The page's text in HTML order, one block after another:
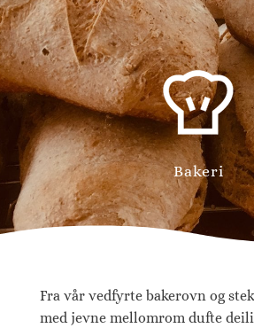
Bakeri
Fra vår vedfyrte bakerovn og
med jevne mellomrom dufte